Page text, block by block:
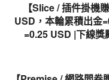
【Slice / 插件掛機
USD，本輪累積出金
=0.25 USD |下線